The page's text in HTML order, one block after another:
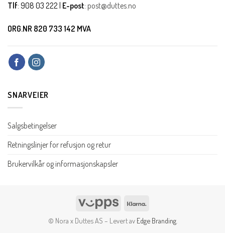
Tlf: 908 03 222 | E-post: post@duttes.no
ORG.NR 820 733 142 MVA
SNARVEIER
Salgsbetingelser
Retningslinjer for refusjon og retur
Brukervilkår og informasjonskapsler
Vipps
© Nora x Duttes AS – Levert av Edge Branding.